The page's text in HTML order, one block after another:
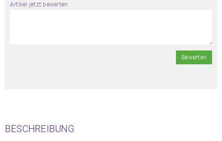
Artikel jetzt bewerten
Bewerten
BESCHREIBUNG